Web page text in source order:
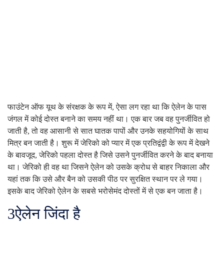
फाउंटेन ऑफ यूथ के संरक्षक के रूप में, ऐसा लग रहा था कि ऐलेन के पास
जंगल में कोई दोस्त बनाने का समय नहीं था। एक बार जब वह पुनर्जीवित हो
जाती है, तो वह आसानी से सात घातक पापों और उनके सहयोगियों के साथ
मित्र बन जाती है। शुरू में जेरिको को प्यार में एक प्रतिद्वंद्वी के रूप में देखने
के बावजूद, जेरिको पहला दोस्त है जिसे उसने पुनर्जीवित करने के बाद बनाया
था। जेरिको ही वह था जिसने ऐलेन को उसके क्रोध से बाहर निकाला और
यहां तक ​​कि उसे और बैन को उसकी पीठ पर सुरक्षित स्थान पर ले गया।
इसके बाद जेरिको ऐलेन के सबसे भरोसेमंद दोस्तों में से एक बन जाता है।
3ऐलेन जिंदा है